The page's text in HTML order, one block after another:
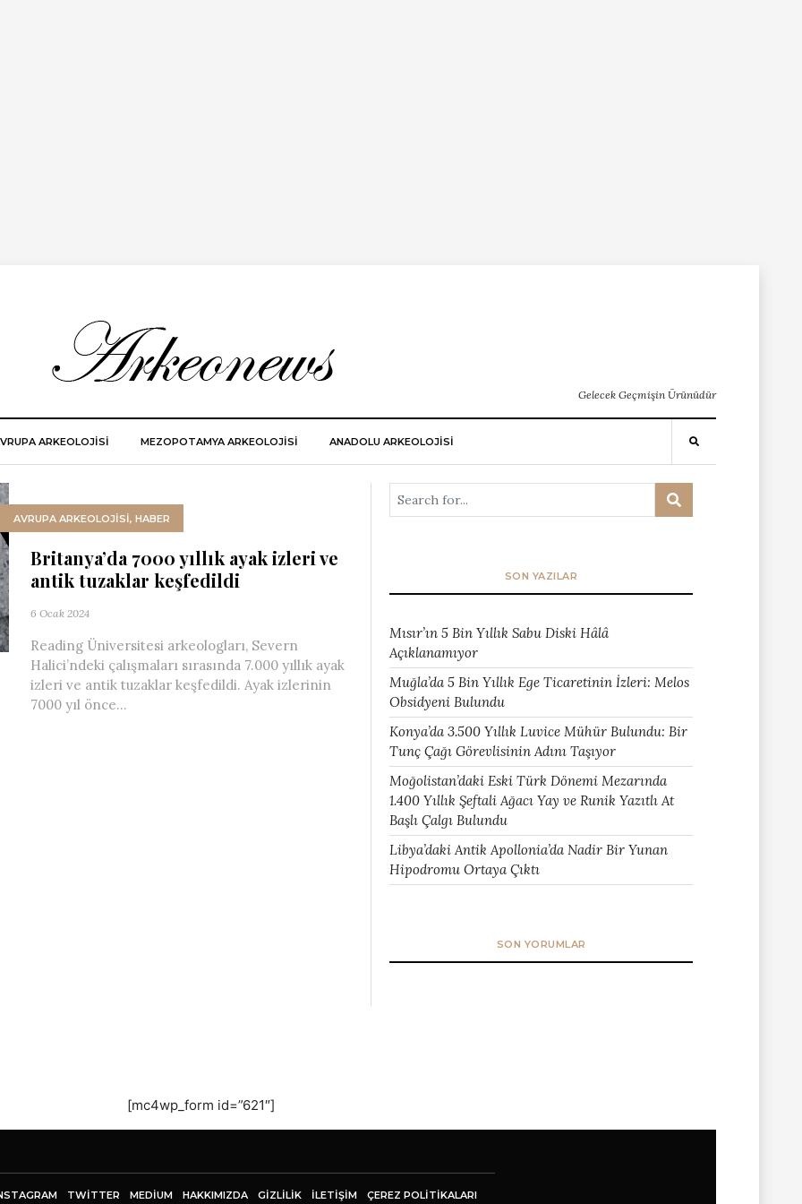
Gelecek Geçmişin Ürünüdür
ARKEOLOJISI MEZOPOTAMYA ARKEOLOJISI ANADOLU ARKEOLOJİSİ
AVRUPA ARKEOLOJISI, HABER
Britanya’da 7000 yıllık ayak izleri ve
antik tuzaklar keşfedildi
6 Ocak 2024
Reading Üniversitesi arkeologları, Severn
Halici’ndeki çalışmaları sırasında 7.000 yıllık ayak
izleri ve antik tuzaklar keşfedildi. Ayak izlerinin
7000 yıl önce...
SON YAZILAR
Mısır’ın 5 Bin Yıllık Sabu Diski Hâlâ
Açıklanamıyor
Muğla’da 5 Bin Yıllık Ege Ticaretinin İzleri: Melos
Obsidyeni Bulundu
Konya’da 3.500 Yıllık Luvice Mühür Bulundu: Bir
Tunç Çağı Görevlisinin Adını Taşıyor
Moğolistan’daki Eski Türk Dönemi Mezarında
1.400 Yıllık Şeftali Ağacı Yay ve Runik Yazıtlı At
Başlı Çalgı Bulundu
Libya’daki Antik Apollonia’da Nadir Bir Yunan
Hipodromu Ortaya Çıktı
SON YORUMLAR
[mc4wp_form id=”621″]
TWITTER MEDIUM HAKKIMIZDA GİZLİLİK İLETIŞIM ÇEREZ POLITIKALARI